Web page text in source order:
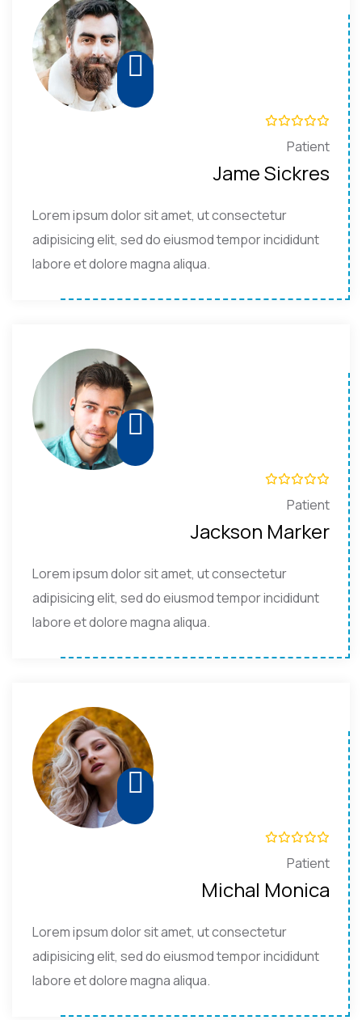
Patient
Jame Sickres
Lorem ipsum dolor sit amet, ut consectetur
adipisicing elit, sed do eiusmod tempor incididunt
labore et dolore magna aliqua.
Patient
Jackson Marker
Lorem ipsum dolor sit amet, ut consectetur
adipisicing elit, sed do eiusmod tempor incididunt
labore et dolore magna aliqua.
Patient
Michal Monica
Lorem ipsum dolor sit amet, ut consectetur
adipisicing elit, sed do eiusmod tempor incididunt
labore et dolore magna aliqua.